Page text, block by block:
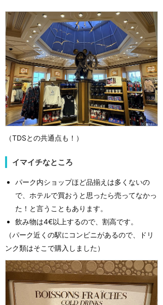
（TDSとの共通点も！）
イマイチなところ
パーク内ショップほど品揃えは多くないの
で、ホテルで買おうと思ったら売ってなかっ
た！と言うこともあります。
飲み物は4€以上するので、割高です。
（パーク近くの駅にコンビニがあるので、ドリ
ンク類はそこで購入しました）